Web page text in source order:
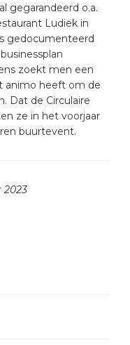
gegarandeerd o.a.
Ludiek in
gedocumenteerd
zoekt men een
animo heeft om de
Dat de Circulaire
ze in het voorjaar
buurtevent.
2023